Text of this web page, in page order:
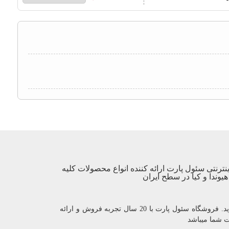
سئول پارت ارائه کننده انواع محصولات کلیه
و کیا در سطح ایران
با یک بار خرید مشتری دائمی ما شوید. فروشگاه سئول پارت با 20 سال تجربه فروش و ارائه
شما میباشد